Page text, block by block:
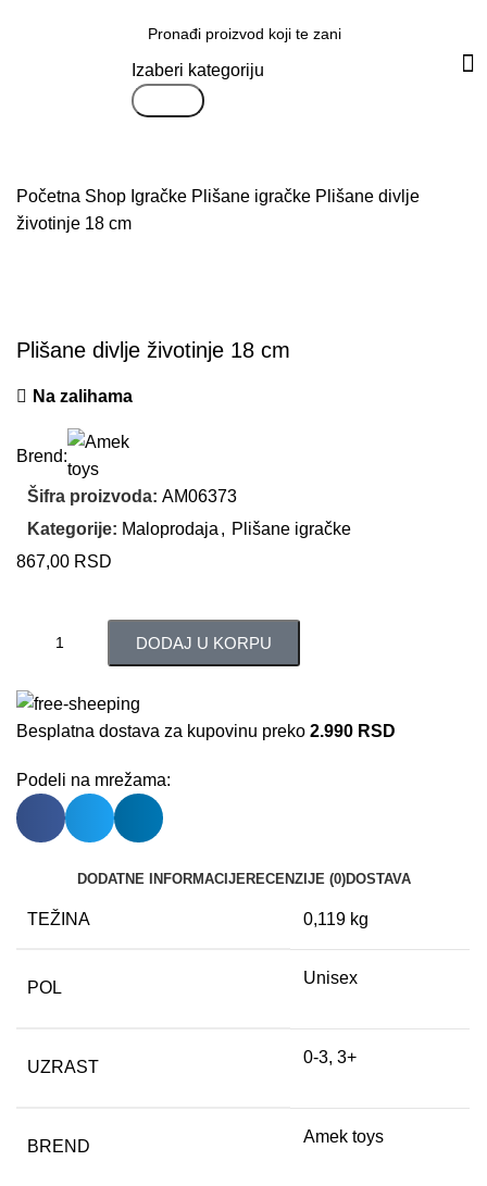
Izaberi kategoriju
Početna Shop Igračke Plišane igračke Plišane divlje
životinje 18 cm
Plišane divlje životinje 18 cm
Na zalihama
Brend:
Šifra proizvoda: AM06373
Kategorije: Maloprodaja , Plišane igračke
867,00 RSD
DODAJ U KORPU
Besplatna dostava za kupovinu preko 2.990 RSD
Podeli na mrežama:
DODATNE INFORMACIJERECENZIJE (0)DOSTAVA
TEŽINA 0,119 kg
POL
Unisex
UZRAST
0-3, 3+
BREND
Amek toys